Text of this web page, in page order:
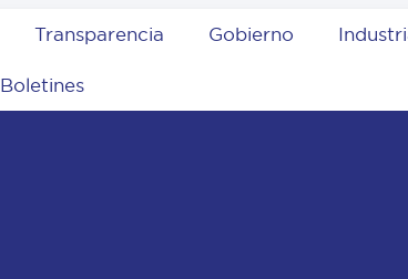
Transparencia Gobierno
Boletines